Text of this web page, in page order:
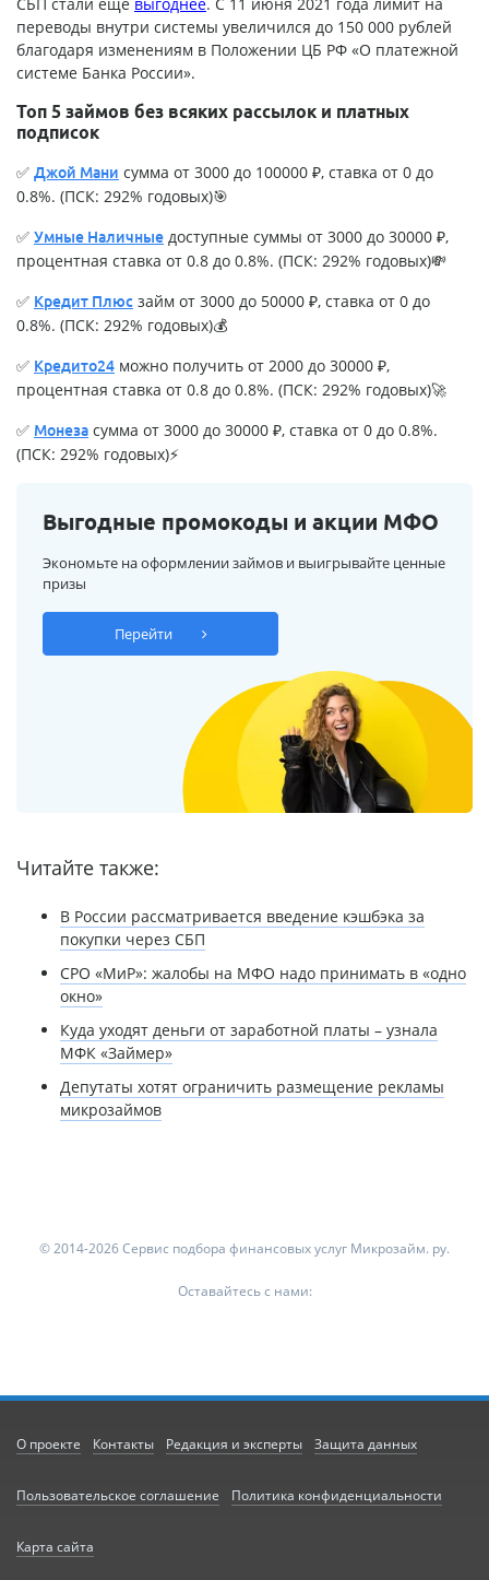
переводы внутри системы увеличился до 150 000 рублей
благодаря изменениям в Положении ЦБ РФ «О платежной
системе Банка России».
Топ 5 займов без всяких рассылок и платных
подписок
✅ Джой Мани сумма от 3000 до 100000 ₽, ставка от 0 до
0.8%. (ПСК: 292% годовых)🎯
✅ Умные Наличные доступные суммы от 3000 до 30000 ₽,
процентная ставка от 0.8 до 0.8%. (ПСК: 292% годовых)💸
✅ Кредит Плюс займ от 3000 до 50000 ₽, ставка от 0 до
0.8%. (ПСК: 292% годовых)💰
✅ Кредито24 можно получить от 2000 до 30000 ₽,
процентная ставка от 0.8 до 0.8%. (ПСК: 292% годовых)🚀
✅ Монеза сумма от 3000 до 30000 ₽, ставка от 0 до 0.8%.
(ПСК: 292% годовых)⚡
Выгодные промокоды и акции МФО
Экономьте на оформлении займов и выигрывайте ценные
призы
Перейти
Читайте также:
В России рассматривается введение кэшбэка за
покупки через СБП
СРО «МиР»: жалобы на МФО надо принимать в «одно
окно»
Куда уходят деньги от заработной платы – узнала
МФК «Займер»
Депутаты хотят ограничить размещение рекламы
микрозаймов
© 2014-2026 Сервис подбора финансовых услуг Микрозайм. ру.
Оставайтесь с нами:
О проекте Контакты Редакция и эксперты Защита данных
Пользовательское соглашение Политика конфиденциальности
Карта сайта